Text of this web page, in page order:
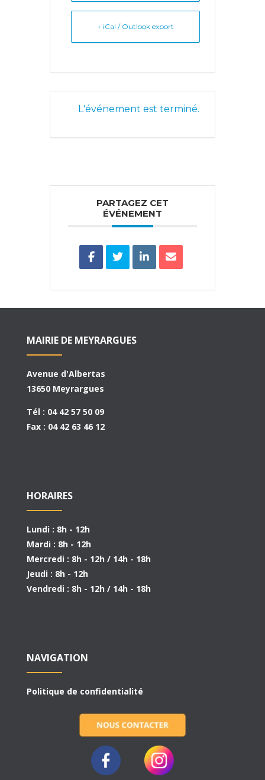
+ iCal / Outlook export
L'événement est terminé.
PARTAGEZ CET
ÉVÉNEMENT
MAIRIE DE MEYRARGUES
Avenue d'Albertas
13650 Meyrargues
Tél : 04 42 57 50 09
Fax : 04 42 63 46 12
HORAIRES
Lundi : 8h - 12h
Mardi : 8h - 12h
Mercredi : 8h - 12h / 14h - 18h
Jeudi : 8h - 12h
Vendredi : 8h - 12h / 14h - 18h
NAVIGATION
Politique de confidentialité